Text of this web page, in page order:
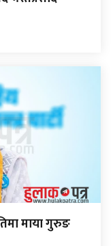
माया गुरुङ